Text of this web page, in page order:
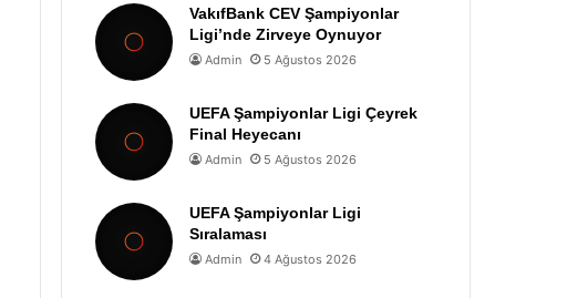
VakıfBank CEV Şampiyonlar
Ligi’nde Zirveye Oynuyor
Admin 5 Ağustos 2026
UEFA Şampiyonlar Ligi Çeyrek
Final Heyecanı
Admin 5 Ağustos 2026
UEFA Şampiyonlar Ligi
Sıralaması
Admin 4 Ağustos 2026